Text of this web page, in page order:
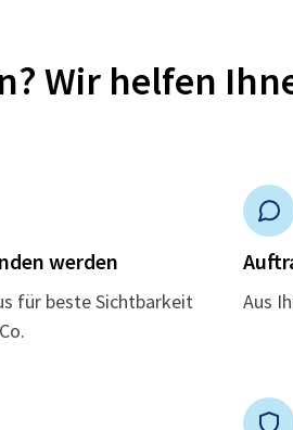
Wir helfen
werden
für beste Sichtbarkeit
Aus